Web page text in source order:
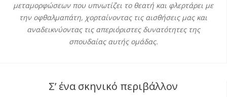
μεταμορφώσεων που υπνωτίζει το θεατή και φλερτάρει με
την οφθαλμαπάτη, χορταίνοντας τις αισθήσεις μας και
αναδεικνύοντας τις απεριόριστες δυνατότητες της
σπουδαίας αυτής ομάδας.
Σ’ ένα σκηνικό περιβάλλον